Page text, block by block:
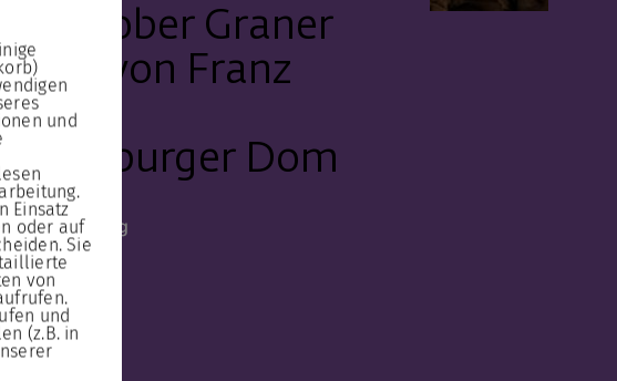
Oktober Graner
von Franz
im
Dom
reading
und
Einsatz
oder auf
Sie
von
und
(z.B. in